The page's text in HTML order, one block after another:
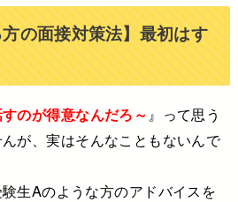
方の面接対策法】最初はす
のが得意なんだろ～ 』って思う
が、実はそんなこともないんで
生Aのような方のアドバイスを